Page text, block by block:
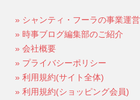
» シャンティ・フーラの事業運
» 時事ブログ編集部のご紹介
» 会社概要
» プライバシーポリシー
» 利用規約(サイト全体)
» 利用規約(ショッピング会員)